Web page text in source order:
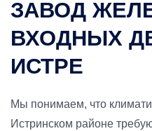
ЗАВОД
ВХОДНЫХ
ИСТРЕ
Мы понимаем, что
Истринском районе